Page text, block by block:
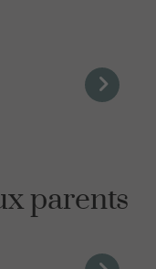
parents